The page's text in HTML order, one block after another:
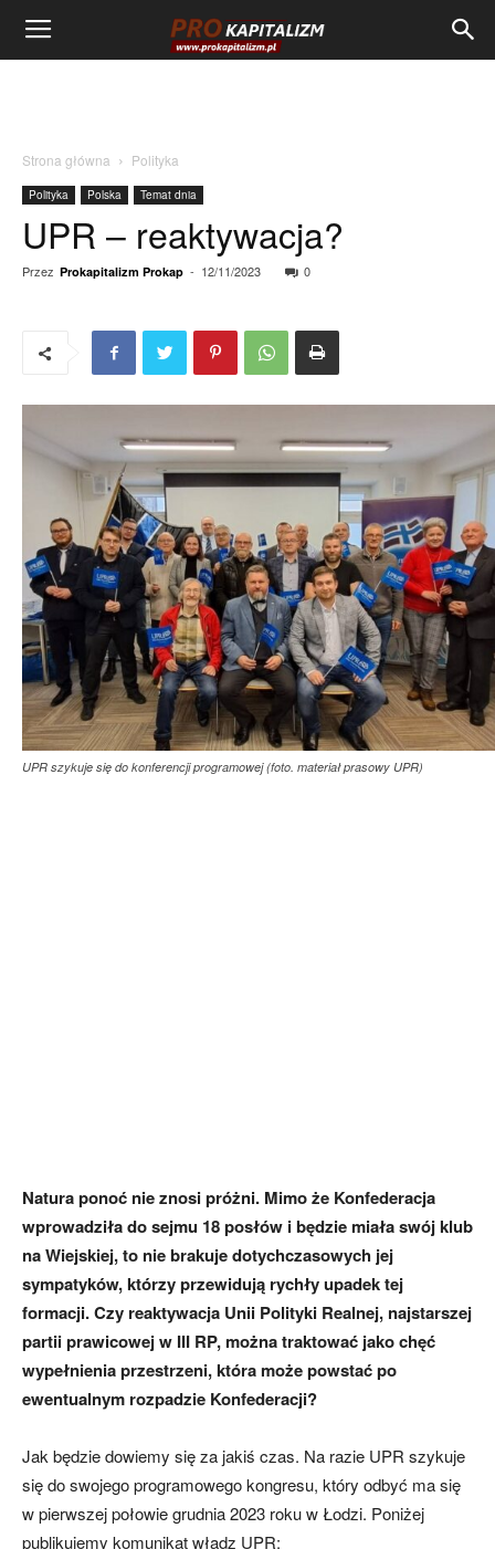
Strona główna Polityka
Polityka Polska Temat dnia
UPR – reaktywacja?
Przez Prokapitalizm Prokap - 12/11/2023 0
UPR szykuje się do konferencji programowej (foto. materiał prasowy UPR)
Natura ponoć nie znosi próżni. Mimo że Konfederacja
wprowadziła do sejmu 18 posłów i będzie miała swój klub
na Wiejskiej, to nie brakuje dotychczasowych jej
sympatyków, którzy przewidują rychły upadek tej
formacji. Czy reaktywacja Unii Polityki Realnej, najstarszej
partii prawicowej w III RP, można traktować jako chęć
wypełnienia przestrzeni, która może powstać po
ewentualnym rozpadzie Konfederacji?
Jak będzie dowiemy się za jakiś czas. Na razie UPR szykuje
się do swojego programowego kongresu, który odbyć ma się
w pierwszej połowie grudnia 2023 roku w Łodzi. Poniżej
publikujemy komunikat władz UPR: